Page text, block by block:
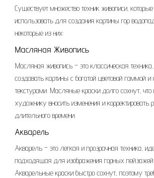
Существует множество техник живописи,
использовать для создания картины гор
некоторые из них:
Масляная Живопись
Масляная живопись – это классическая
создавать картины с богатой цветовой гаммой
текстурами. Масляные краски долго сохнут, что
художнику вносить изменения и корректировать
длительного времени.
Акварель
Акварель – это легкая и прозрачная техника,
подходящая для изображения горных
Акварельные краски быстро сохнут, поэтому